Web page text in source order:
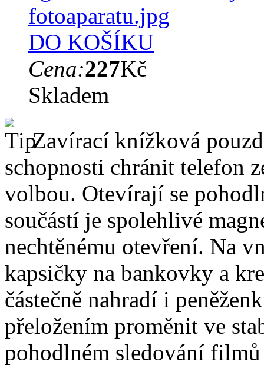
DO KOŠÍKU
Cena:227Kč
Skladem
Zavírací knížková
schopnosti chránit telefon
volbou. Otevírají se
součástí je spolehlivé
nechtěnému otevření. Na
kapsičky na bankovky a
částečně nahradí i
přeložením proměnit ve
pohodlném sledování